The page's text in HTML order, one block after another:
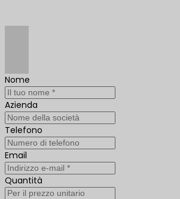
Nome
Azienda
Telefono
Email
Quantità